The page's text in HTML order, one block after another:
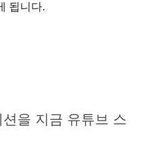
됩니다.
을 지금 유튜브 스